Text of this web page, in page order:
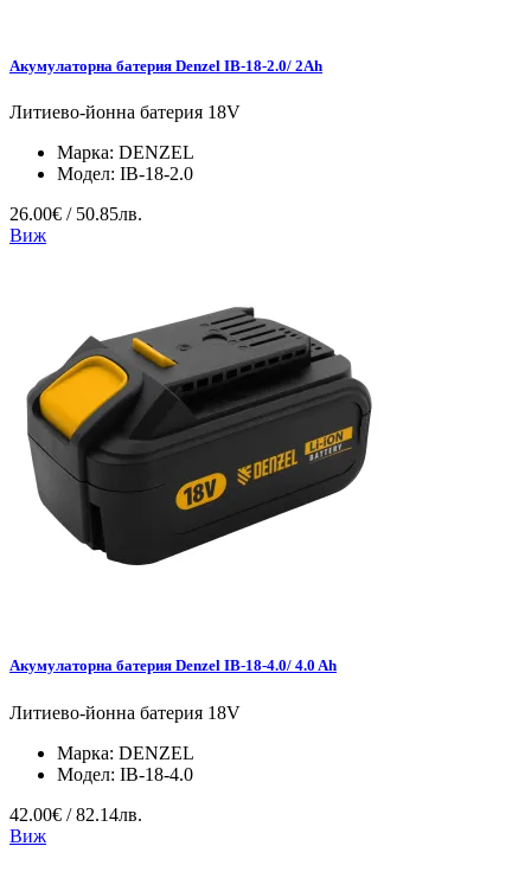
Акумулаторна батерия Denzel IB-18-2.0/ 2Ah
Литиево-йонна батерия 18V
Марка: DENZEL
Модел: IB-18-2.0
26.00€ / 50.85лв.
Виж
Акумулаторна батерия Denzel IB-18-4.0/ 4.0 Ah
Литиево-йонна батерия 18V
Марка: DENZEL
Модел: IB-18-4.0
42.00€ / 82.14лв.
Виж